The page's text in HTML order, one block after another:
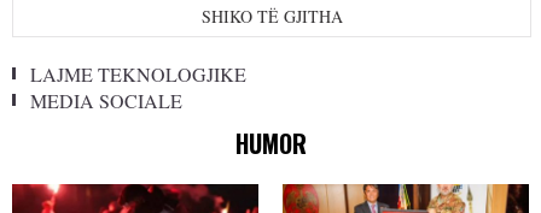
SHIKO TË GJITHA
LAJME TEKNOLOGJIKE
MEDIA SOCIALE
HUMOR